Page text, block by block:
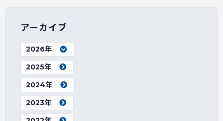
アーカイブ
2026年
2025年
2024年
2023年